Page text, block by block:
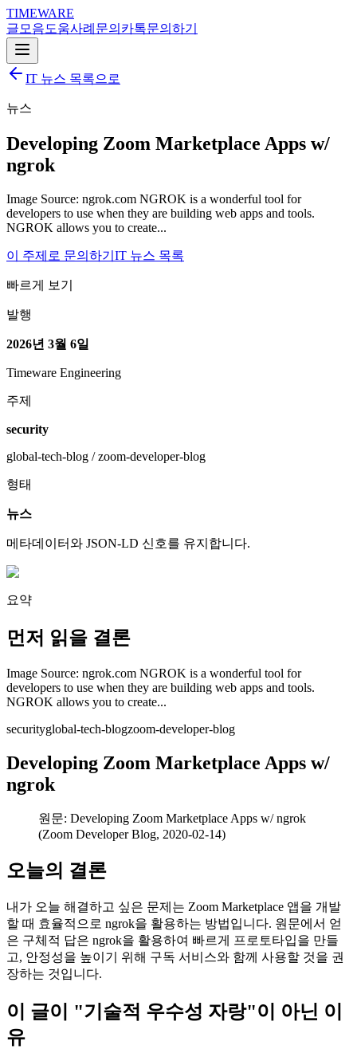
TIMEWARE
글 모음도움사례 문의 카톡문의하기
IT 뉴스 목록으로
뉴스
Developing Zoom Marketplace Apps w/
ngrok
Image Source: ngrok.com NGROK is a wonderful tool for
developers to use when they are building web apps and tools.
NGROK allows you to create...
이 주제로 문의하기 IT 뉴스 목록
빠르게 보기
발행
2026년 3월 6일
Timeware Engineering
주제
security
global-tech-blog / zoom-developer-blog
형태
뉴스
메타데이터와 JSON-LD 신호를 유지합니다.
요약
먼저 읽을 결론
Image Source: ngrok.com NGROK is a wonderful tool for
developers to use when they are building web apps and tools.
NGROK allows you to create...
securityglobal-tech-blogzoom-developer-blog
Developing Zoom Marketplace Apps w/
ngrok
원문: Developing Zoom Marketplace Apps w/ ngrok
(Zoom Developer Blog, 2020-02-14)
오늘의 결론
내가 오늘 해결하고 싶은 문제는 Zoom Marketplace 앱을 개발
할 때 효율적으로 ngrok을 활용하는 방법입니다. 원문에서 얻
은 구체적 답은 ngrok을 활용하여 빠르게 프로토타입을 만들
고, 안정성을 높이기 위해 구독 서비스와 함께 사용할 것을 권
장하는 것입니다.
이 글이 "기술적 우수성 자랑"이 아닌 이
유